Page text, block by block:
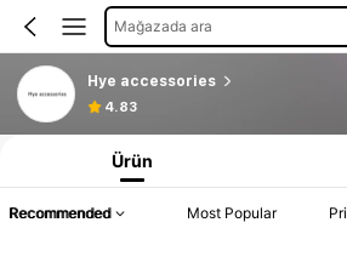
Mağazada ara
Hye accessories
4.83
Ürün
Recommended Most Popular